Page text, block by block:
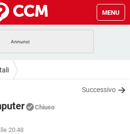
MENU
WHATSAPP
GAMING
Successivo
Chiuso
20:48